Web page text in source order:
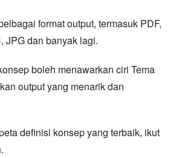
format output, termasuk PDF,
JPG dan banyak lagi.
boleh menawarkan ciri Tema
output yang menarik dan
definisi konsep yang terbaik, ikut